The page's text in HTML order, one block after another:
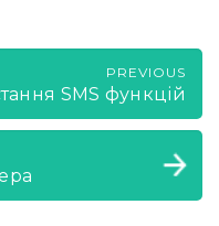
PREVIOUS
SMS функцій